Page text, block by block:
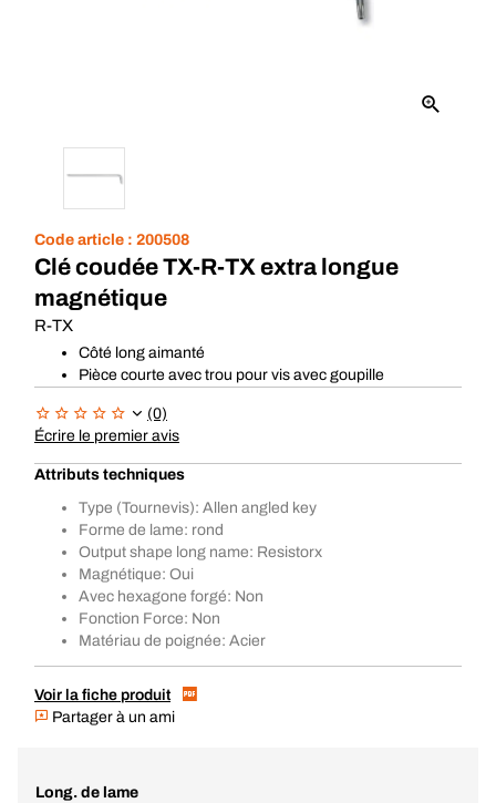
Code article : 200508
Clé coudée TX-R-TX extra longue
magnétique
R-TX
Côté long aimanté
Pièce courte avec trou pour vis avec goupille
(0)
Écrire le premier avis
Attributs techniques
Type (Tournevis): Allen angled key
Forme de lame: rond
Output shape long name: Resistorx
Magnétique: Oui
Avec hexagone forgé: Non
Fonction Force: Non
Matériau de poignée: Acier
Voir la fiche produit
Partager à un ami
Long. de lame